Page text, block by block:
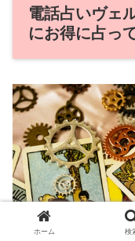
電話占いヴェ
にお得に占っ
ホーム 検